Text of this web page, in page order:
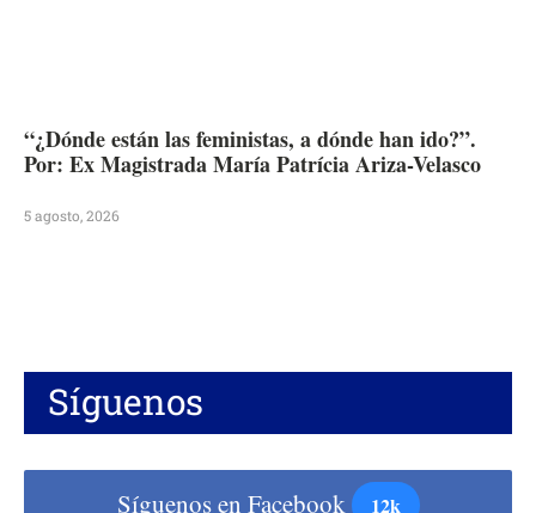
“¿Dónde están las feministas, a dónde han ido?”.
Por: Ex Magistrada María Patrícia Ariza-Velasco
5 agosto, 2026
Síguenos
Síguenos en Facebook 12k